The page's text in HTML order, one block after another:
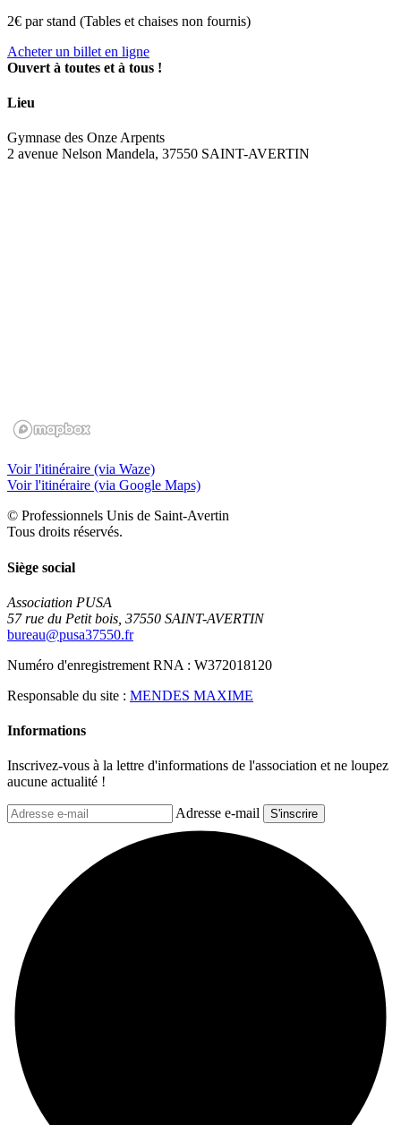
2€ par stand (Tables et chaises non fournis)
Acheter un billet en ligne
Ouvert à toutes et à tous !
Lieu
Gymnase des Onze Arpents
2 avenue Nelson Mandela, 37550 SAINT-AVERTIN
Voir l'itinéraire (via Waze)
Voir l'itinéraire (via Google Maps)
© Professionnels Unis de Saint-Avertin
Tous droits réservés.
Siège social
Association PUSA
57 rue du Petit bois, 37550 SAINT-AVERTIN
bureau@pusa37550.fr
Numéro d'enregistrement RNA : W372018120
Responsable du site : MENDES MAXIME
Informations
Inscrivez-vous à la lettre d'informations de l'association et ne loupez
aucune actualité !
Adresse e-mail